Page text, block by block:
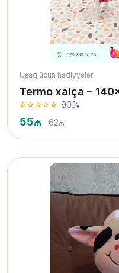
Uşaq üçün hədiyyələr
Termo xalça –
90%
55₼ 62₼